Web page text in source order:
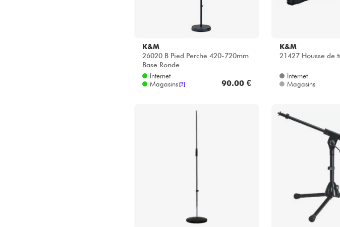
K&M
26020 B Pied Perche 420-720mm
Base Ronde
Internet
Magasins[?] 90.00 €
K&M
21427 Housse de
Internet
Magasins